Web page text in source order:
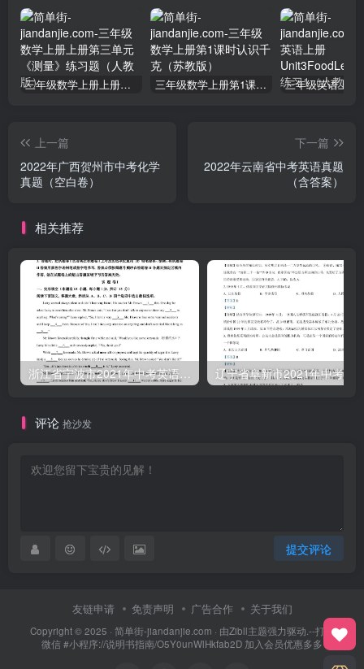
三年级数学上册上册第三单元《测量》练习题（人教版） 三年级数学上册第1课时认识千克（苏教版）
上一篇
2022年广西贺州市中考化学
真题（空白卷）
下一篇
2022年云南省中考英语真题
（含答案）
相关推荐
浙江省宁波市2021年中考英语试题（含答案）
评论 抢沙发
提交评论
友链申请 免责声明 广告合作 关于我们
Copyright © 2025 · 简单街-jiandanjie.com · 由Zibll主题强力驱动.--打开
微信 #小程序://说明书指南/O5Y0unWlHkfab2D 加入会员优惠多多